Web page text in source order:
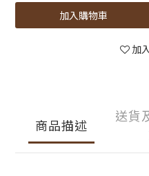
加入購物車
加
商品描述
送貨